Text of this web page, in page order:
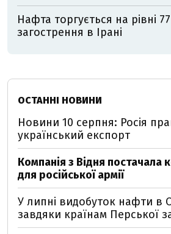
Нафта торгується на рівні
загострення в Ірані
ОСТАННІ НОВИНИ
Новини 10 серпня: Росія
український експорт
Компанія з Відня постачала
для російської армії
У липні видобуток нафти в
завдяки країнам Перської